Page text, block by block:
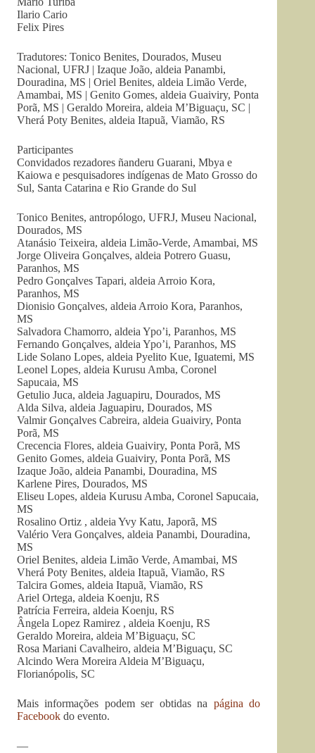
Ilario Cario
Felix Pires
Tradutores: Tonico Benites, Dourados, Museu
Nacional, UFRJ | Izaque João, aldeia Panambi,
Douradina, MS | Oriel Benites, aldeia Limão Verde,
Amambai, MS | Genito Gomes, aldeia Guaiviry, Ponta
Porã, MS | Geraldo Moreira, aldeia M’Biguaçu, SC |
Vherá Poty Benites, aldeia Itapuã, Viamão, RS
Participantes
Convidados rezadores ñanderu Guarani, Mbya e
Kaiowa e pesquisadores indígenas de Mato Grosso do
Sul, Santa Catarina e Rio Grande do Sul
Tonico Benites, antropólogo, UFRJ, Museu Nacional,
Dourados, MS
Atanásio Teixeira, aldeia Limão-Verde, Amambai, MS
Jorge Oliveira Gonçalves, aldeia Potrero Guasu,
Paranhos, MS
Pedro Gonçalves Tapari, aldeia Arroio Kora,
Paranhos, MS
Dionisio Gonçalves, aldeia Arroio Kora, Paranhos,
MS
Salvadora Chamorro, aldeia Ypo’i, Paranhos, MS
Fernando Gonçalves, aldeia Ypo’i, Paranhos, MS
Lide Solano Lopes, aldeia Pyelito Kue, Iguatemi, MS
Leonel Lopes, aldeia Kurusu Amba, Coronel
Sapucaia, MS
Getulio Juca, aldeia Jaguapiru, Dourados, MS
Alda Silva, aldeia Jaguapiru, Dourados, MS
Valmir Gonçalves Cabreira, aldeia Guaiviry, Ponta
Porã, MS
Crecencia Flores, aldeia Guaiviry, Ponta Porã, MS
Genito Gomes, aldeia Guaiviry, Ponta Porã, MS
Izaque João, aldeia Panambi, Douradina, MS
Karlene Pires, Dourados, MS
Eliseu Lopes, aldeia Kurusu Amba, Coronel Sapucaia,
MS
Rosalino Ortiz , aldeia Yvy Katu, Japorã, MS
Valério Vera Gonçalves, aldeia Panambi, Douradina,
MS
Oriel Benites, aldeia Limão Verde, Amambai, MS
Vherá Poty Benites, aldeia Itapuã, Viamão, RS
Talcira Gomes, aldeia Itapuã, Viamão, RS
Ariel Ortega, aldeia Koenju, RS
Patrícia Ferreira, aldeia Koenju, RS
Ângela Lopez Ramirez , aldeia Koenju, RS
Geraldo Moreira, aldeia M’Biguaçu, SC
Rosa Mariani Cavalheiro, aldeia M’Biguaçu, SC
Alcindo Wera Moreira Aldeia M’Biguaçu,
Florianópolis, SC
Mais informações podem ser obtidas na página do
Facebook do evento.
—